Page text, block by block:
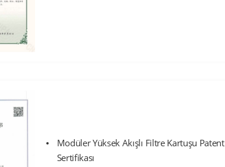
Modüler Yüksek Akışlı Filtre Kartuşu Patent
Sertifikası